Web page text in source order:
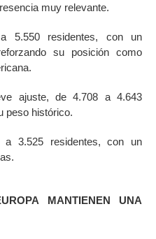
muy relevante.
5.550 residentes, con un
su posición como
ajuste, de 4.708 a 4.643
peso histórico.
3.525 residentes, con un
MANTIENEN UNA